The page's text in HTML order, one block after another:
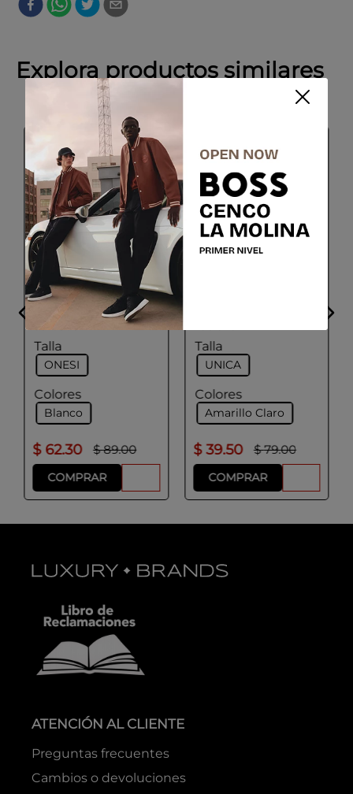
Explora productos similares
BOSS
Gorra de sarga de
algodón con
monograma Doble B
Talla
ONESI
Colores
Blanco
$ 62.30 $ 89.00
COMPRAR
+20% cupón:
FIFA20
Talla
UNICA
Colores
Amarillo Claro
$ 39.50 $ 79.00
COMPRAR
ATENCIÓN AL CLIENTE
Preguntas frecuentes
Cambios o devoluciones